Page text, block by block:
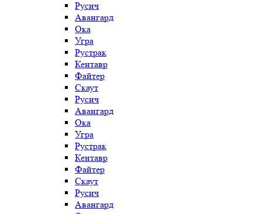
Русич
Авангард
Ока
Угра
Рустрак
Кентавр
Файтер
Скаут
Русич
Авангард
Ока
Угра
Рустрак
Кентавр
Файтер
Скаут
Русич
Авангард